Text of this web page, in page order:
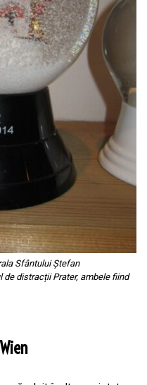
Sfântului Ștefan
de distracții Prater, ambele fiind